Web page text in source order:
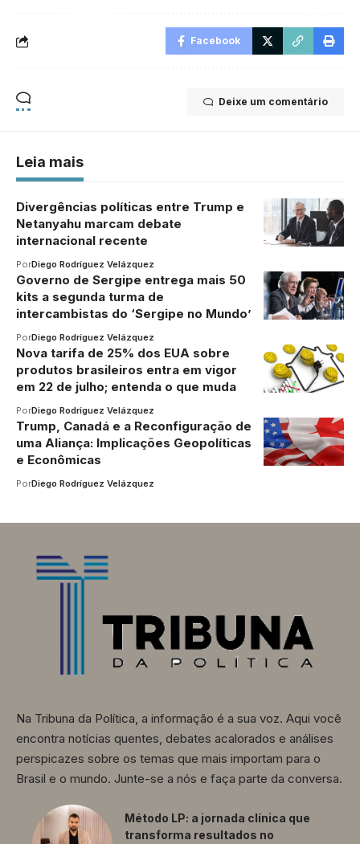
Facebook
Deixe um comentário
Leia mais
Divergências políticas entre Trump e
Netanyahu marcam debate
internacional recente
PorDiego Rodríguez Velázquez
Governo de Sergipe entrega mais 50
kits a segunda turma de
intercambistas do ‘Sergipe no Mundo’
PorDiego Rodríguez Velázquez
Nova tarifa de 25% dos EUA sobre
produtos brasileiros entra em vigor
em 22 de julho; entenda o que muda
PorDiego Rodríguez Velázquez
Trump, Canadá e a Reconfiguração de
uma Aliança: Implicações Geopolíticas
e Econômicas
PorDiego Rodríguez Velázquez
Na Tribuna da Política, a informação é a sua voz. Aqui você
encontra notícias quentes, debates acalorados e análises
perspicazes sobre os temas que mais importam para o
Brasil e o mundo. Junte-se a nós e faça parte da conversa.
Método LP: a jornada clínica que
transforma resultados no